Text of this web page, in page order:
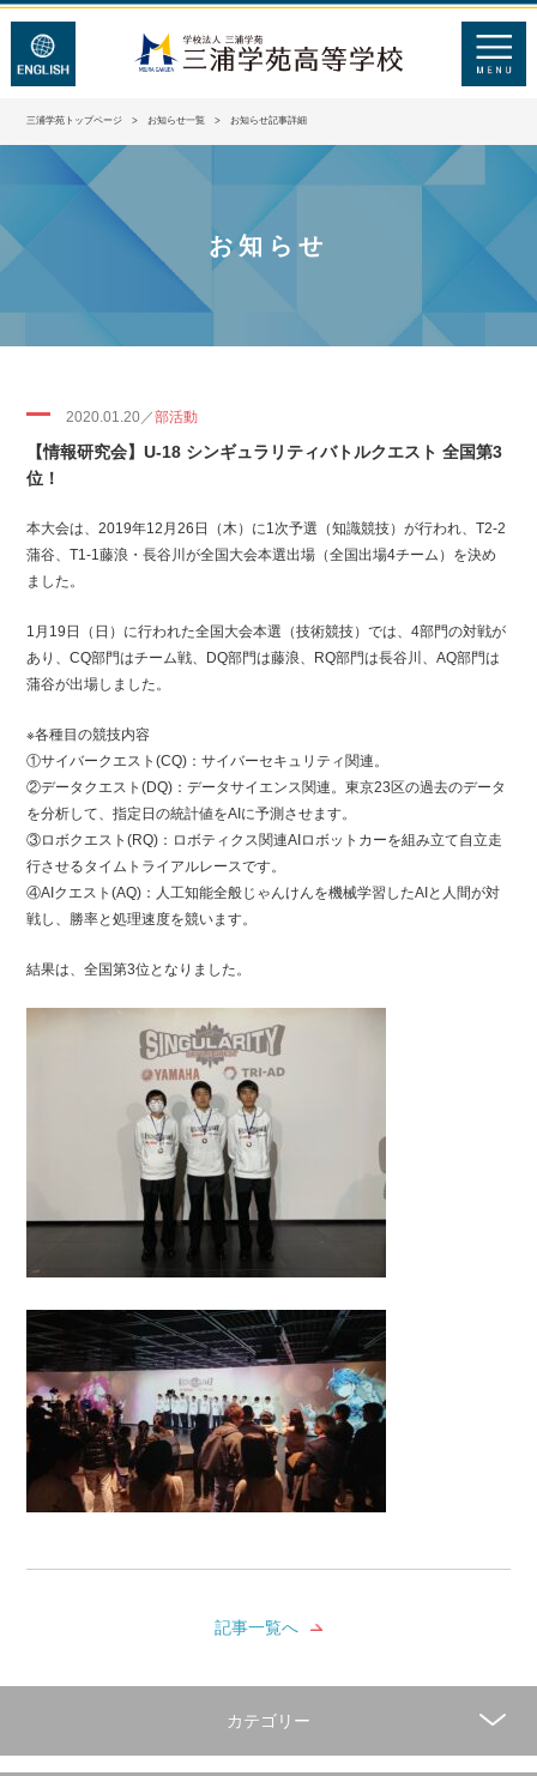
三浦学苑トップページ >お知らせ一覧 > お知らせ記事詳細
お知らせ
2020.01.20／部活動
【情報研究会】U-18 シンギュラリティバトルクエスト 全国第3
位！
本大会は、2019年12月26日（木）に1次予選（知識競技）が行われ、T2-2
蒲谷、T1-1藤浪・長谷川が全国大会本選出場（全国出場4チーム）を決め
ました。
1月19日（日）に行われた全国大会本選（技術競技）では、4部門の対戦が
あり、CQ部門はチーム戦、DQ部門は藤浪、RQ部門は長谷川、AQ部門は
蒲谷が出場しました。
※各種目の競技内容
①サイバークエスト(CQ)：サイバーセキュリティ関連。
②データクエスト(DQ)：データサイエンス関連。東京23区の過去のデータ
を分析して、指定日の統計値をAIに予測させます。
③ロボクエスト(RQ)：ロボティクス関連AIロボットカーを組み立て自立走
行させるタイムトライアルレースです。
④AIクエスト(AQ)：人工知能全般じゃんけんを機械学習したAIと人間が対
戦し、勝率と処理速度を競います。
結果は、全国第3位となりました。
記事一覧へ
カテゴリー